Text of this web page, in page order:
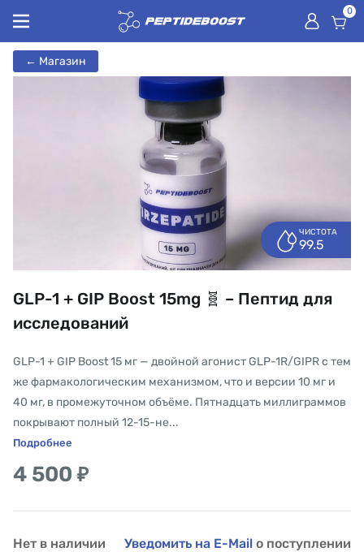
0
← Магазин
ЧИСТОТА
99.5
GLP-1 + GIP Boost 15mg 🧬 – Пептид для
исследований
GLP-1 + GIP Boost 15 мг — двойной агонист GLP-1R/GIPR с тем
же фармакологическим механизмом, что и версии 10 мг и
40 мг, в промежуточном объёме. Пятнадцать миллиграммов
покрывают полный 12-15-не...
Подробнее
4 500 ₽
Нет в наличии Уведомить на E-Mail о поступлении